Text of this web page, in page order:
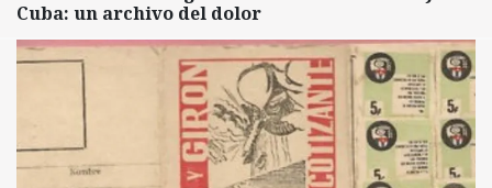
Cuba: un archivo del dolor